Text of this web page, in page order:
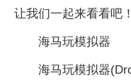
让我们一起来看看吧！
海马玩模拟器
海马玩模拟器